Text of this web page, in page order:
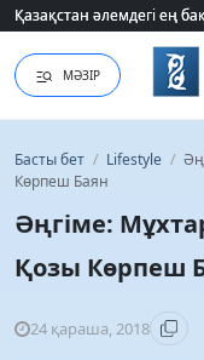
ҮААЖ тарифі екі есеге
ҮААЖ тарифі екі есеге
МӘЗІР
Басты бет / Lifestyle /
Көрпеш Баян
Әңгіме:
Қозы Көрпеш
24 қараша, 2018